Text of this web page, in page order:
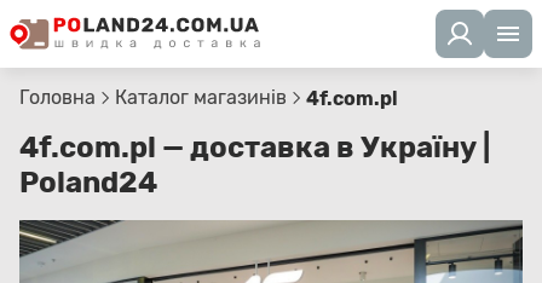
Головна Каталог магазинів 4f.com.pl
4f.com.pl — доставка в Україну |
Poland24